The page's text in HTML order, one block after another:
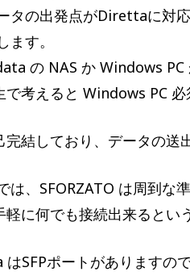
タの出発点がDirettaに対
す。
の NAS か Windows PC
考えると Windows PC 必
結しており、データの送
は、SFORZATO は周到な
に何でも接続出来るとい
はSFPポートがありますの